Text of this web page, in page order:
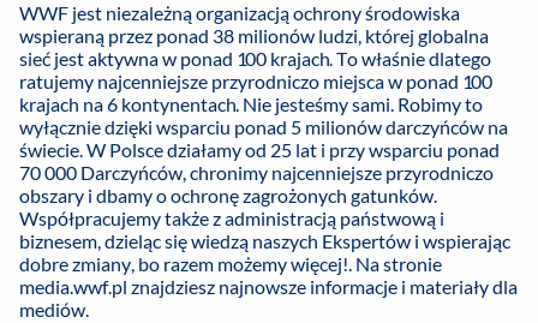
WWF jest niezależną organizacją ochrony środowiska
wspieraną przez ponad 38 milionów ludzi, której globalna
sieć jest aktywna w ponad 100 krajach. To właśnie dlatego
ratujemy najcenniejsze przyrodniczo miejsca w ponad 100
krajach na 6 kontynentach. Nie jesteśmy sami. Robimy to
wyłącznie dzięki wsparciu ponad 5 milionów darczyńców na
świecie. W Polsce działamy od 25 lat i przy wsparciu ponad
70 000 Darczyńców, chronimy najcenniejsze przyrodniczo
obszary i dbamy o ochronę zagrożonych gatunków.
Współpracujemy także z administracją państwową i
biznesem, dzieląc się wiedzą naszych Ekspertów i wspierając
dobre zmiany, bo razem możemy więcej!. Na stronie
media.wwf.pl znajdziesz najnowsze informacje i materiały dla
mediów.